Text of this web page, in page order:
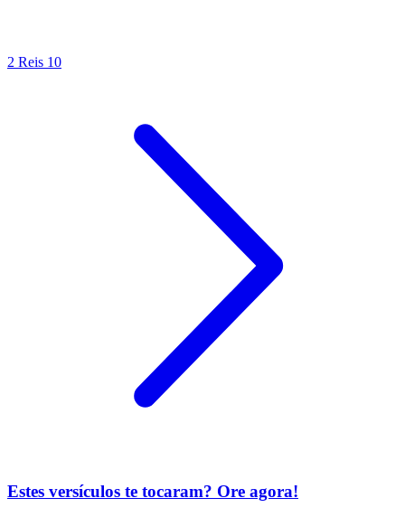
2 Reis 10
Estes versículos te tocaram? Ore agora!